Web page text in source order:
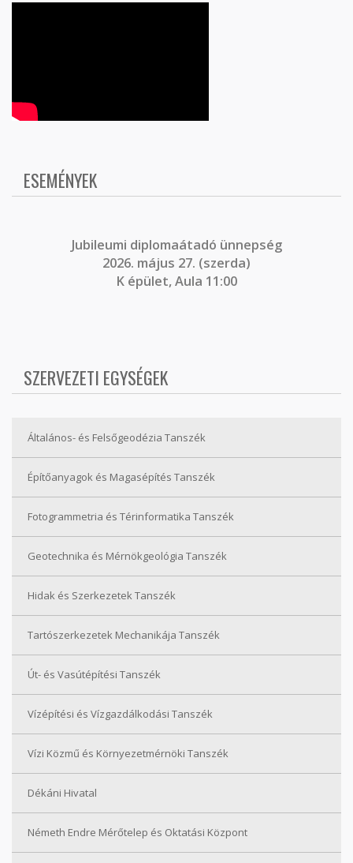
ESEMÉNYEK
Jubileumi diplomaátadó ünnepség
2026. május 27. (szerda)
K épület, Aula 11:00
SZERVEZETI EGYSÉGEK
Általános- és Felsőgeodézia Tanszék
Építőanyagok és Magasépítés Tanszék
Fotogrammetria és Térinformatika Tanszék
Geotechnika és Mérnökgeológia Tanszék
Hidak és Szerkezetek Tanszék
Tartószerkezetek Mechanikája Tanszék
Út- és Vasútépítési Tanszék
Vízépítési és Vízgazdálkodási Tanszék
Vízi Közmű és Környezetmérnöki Tanszék
Dékáni Hivatal
Németh Endre Mérőtelep és Oktatási Központ